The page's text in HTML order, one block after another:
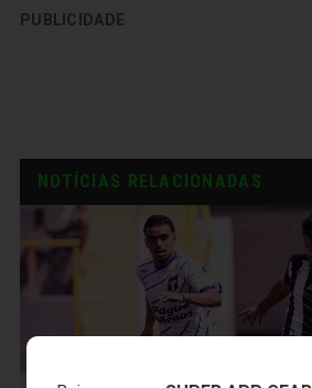
PUBLICIDADE
NOTÍCIAS RELACIONADAS